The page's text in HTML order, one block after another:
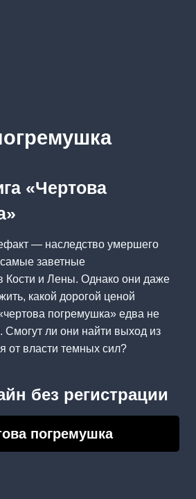
«Чертова
— наследство умершего
заветные
Кости и Лены. Однако они даже
какой дорогой ценой
погремушка» едва не
Смогут ли они найти выход из
от власти темных сил?
без регистрации
погремушка